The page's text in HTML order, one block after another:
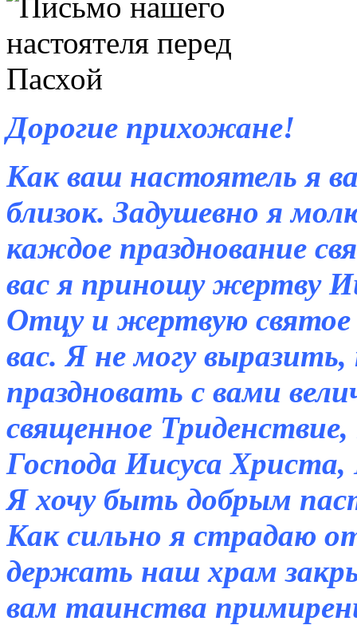
Дорогие прихожане!
Как ваш настоятель я
близок. Задушевно я
каждое празднование
вас я приношу жертву
Отцу и жертвую святое
вас. Я не могу
праздновать с вами
священное
Господа Иисуса Христа,
Я хочу быть добрым
Как сильно я страдаю
держать наш храм
вам таинства